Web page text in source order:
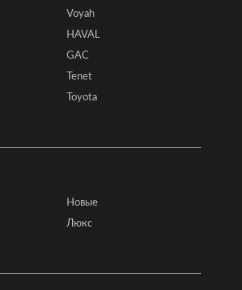
Voyah
HAVAL
GAC
Tenet
Toyota
Новые
Люкс